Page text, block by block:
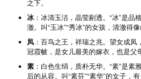
之下。
冰：冰清玉洁，晶莹剔透。“冰”是品
澈。叫“玉冰”“秀冰”的女孩，清澈得像
凤 ：百鸟之王，祥瑞之兆。望女成
冠霞帔，是女儿最美的嫁衣，也是父
素 ：白色生绢，质朴无华。“素”是素
后的从容。叫“素芬”“素华”的女子，